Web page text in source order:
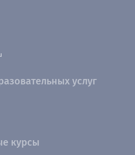
услуг
курсы